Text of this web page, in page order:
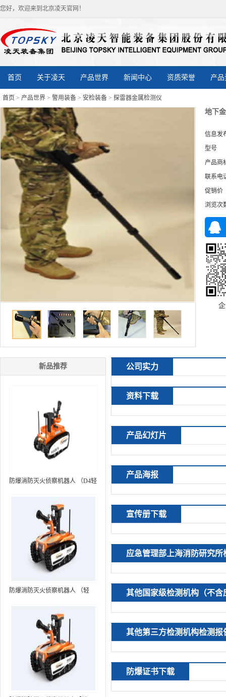
您好，欢迎来到北京凌天官网！
首页 关于凌天 产品世界 新闻中心 资质荣誉 产
首页 > 产品世界 > 警用装备 > 安检装备 > 探雷器金属检测仪
地下
信息发
型号
产品商
联系电
促销价
浏览次
新品推荐
防爆消防灭火侦察机器人 （D4轻
防爆消防灭火侦察机器人 （轻
MC80BD（第6代）
公司实力
资料下载
产品幻灯片
产品海报
宣传册下载
应急管理部上海消防研究所
其他国家级检测机构（不
其他第三方检测机构检测报
防爆证书下载